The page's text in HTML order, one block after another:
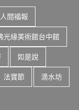
人間福報
光緣美術館台中館
如是說
法寶節 滴水坊